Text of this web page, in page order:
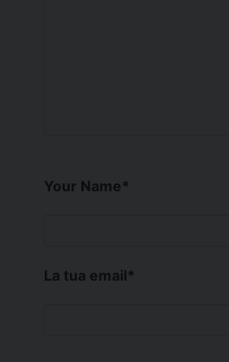
Your Name*
La tua email*